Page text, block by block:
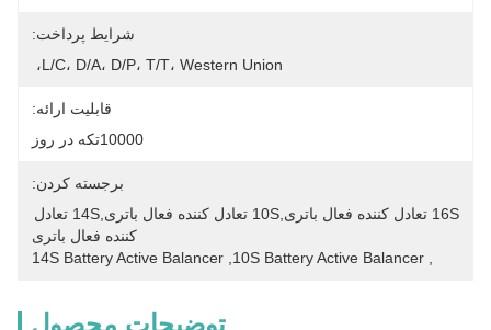
شرایط پرداخت:
L/C، D/A، D/P، T/T، Western Union،
قابلیت ارائه:
10000تکه در روز
برجسته کردن:
کننده فعال باتری
10S Battery Active Balancer
14S Battery Active Balancer
توضیحات محصول